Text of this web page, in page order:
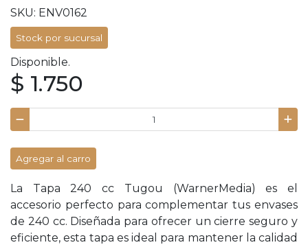
SKU: ENV0162
Stock por sucursal
Disponible.
$ 1.750
Agregar al carro
La Tapa 240 cc Tugou (WarnerMedia) es el
accesorio perfecto para complementar tus envases
de 240 cc. Diseñada para ofrecer un cierre seguro y
eficiente, esta tapa es ideal para mantener la calidad